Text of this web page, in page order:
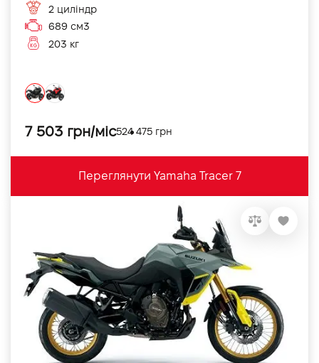
2 циліндр
689 см3
203 кг
7 503 грн/міс524 475 грн
Переглянути Yamaha Tracer 7